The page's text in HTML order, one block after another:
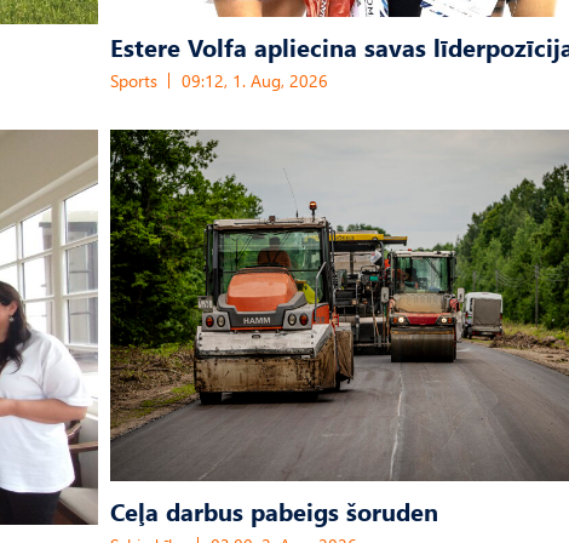
Estere Volfa apliecina savas
Sports 09:12, 1. Aug, 2026
Ceļa darbus pabeigs šoruden